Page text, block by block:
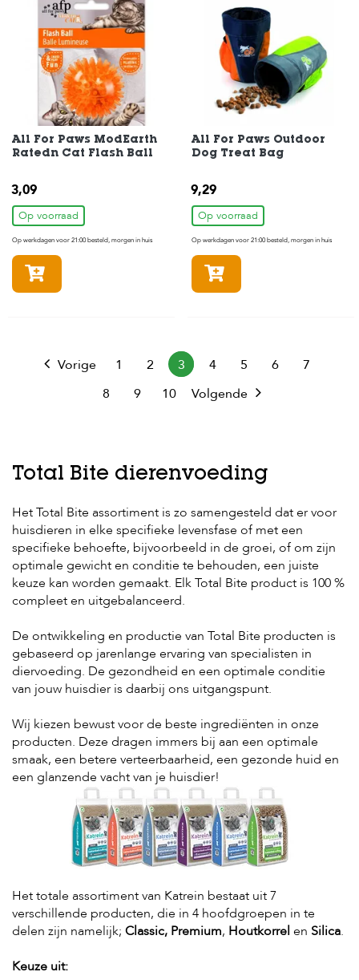
All For Paws ModEarth
Ratedn Cat Flash Ball
3,09
Op voorraad
Op werkdagen voor 21:00 besteld, morgen in huis
All For Paws Outdoor
Dog Treat Bag
9,29
Op voorraad
Op werkdagen voor 21:00 besteld, morgen in huis
Vorige 1 2 3 4 5 6
7
8
9 10 Volgende
Total Bite dierenvoeding
Het Total Bite assortiment is zo samengesteld dat er voor
huisdieren in elke specifieke levensfase of met een
specifieke behoefte, bijvoorbeeld in de groei, of om zijn
optimale gewicht en conditie te behouden, een juiste
keuze kan worden gemaakt. Elk Total Bite product is 100 %
compleet en uitgebalanceerd.
De ontwikkeling en productie van Total Bite producten is
gebaseerd op jarenlange ervaring van specialisten in
diervoeding. De gezondheid en een optimale conditie
van jouw huisdier is daarbij ons uitgangspunt.
Wij kiezen bewust voor de beste ingrediënten in onze
producten. Deze dragen immers bij aan een optimale
smaak, een betere verteerbaarheid, een gezonde huid en
een glanzende vacht van je huisdier!
Het totale assortiment van Katrein bestaat uit 7
verschillende producten, die in 4 hoofdgroepen in te
delen zijn namelijk; Classic, Premium, Houtkorrel en Silica.
Keuze uit: